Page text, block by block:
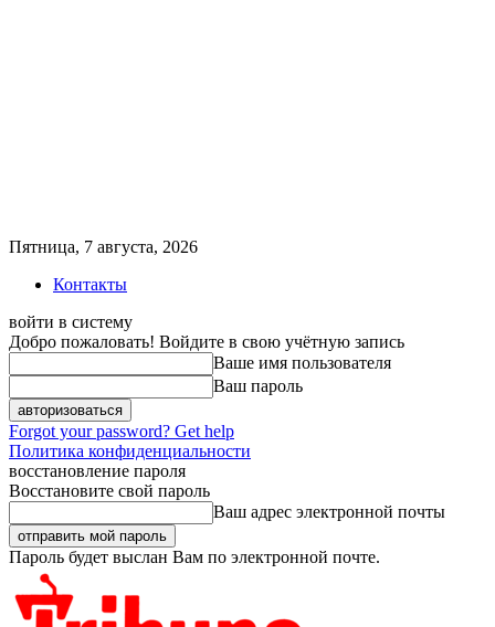
Пятница, 7 августа, 2026
Контакты
войти в систему
Добро пожаловать! Войдите в свою учётную запись
Ваше имя пользователя
Ваш пароль
Forgot your password? Get help
Политика конфиденциальности
восстановление пароля
Восстановите свой пароль
Ваш адрес электронной почты
Пароль будет выслан Вам по электронной почте.